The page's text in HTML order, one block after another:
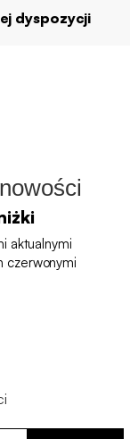
dyspozycji
aktualnymi
czerwonymi